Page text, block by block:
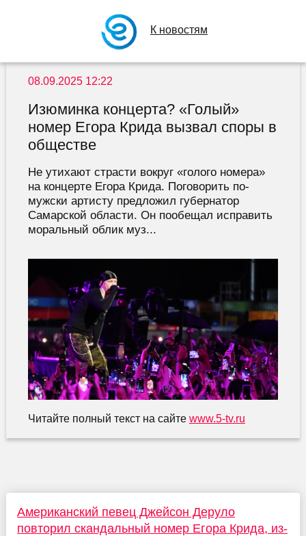
К новостям
08.09.2025 12:22
Изюминка концерта? «Голый»
номер Егора Крида вызвал споры в
обществе
Не утихают страсти вокруг «голого номера»
на концерте Егора Крида. Поговорить по-
мужски артисту предложил губернатор
Самарской области. Он пообещал исправить
моральный облик муз...
Читайте полный текст на сайте www.5-tv.ru
Американский певец Джейсон Деруло
повторил скандальный номер Егора Крида, из-